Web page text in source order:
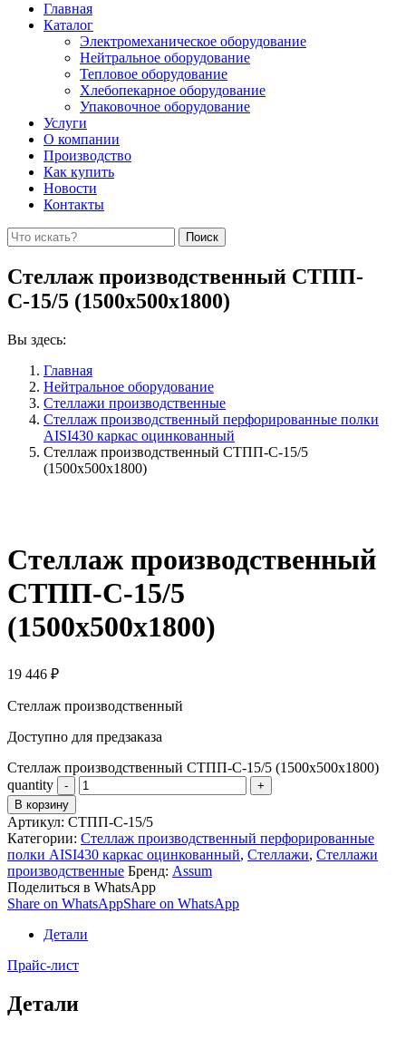
Главная
Каталог
Электромеханическое оборудование
Нейтральное оборудование
Тепловое оборудование
Хлебопекарное оборудование
Упаковочное оборудование
Услуги
О компании
Производство
Как купить
Новости
Контакты
Стеллаж производственный СТПП-
С-15/5 (1500х500х1800)
Вы здесь:
Главная
Нейтральное оборудование
Стеллажи производственные
Стеллаж производственный перфорированные полки
AISI430 каркас оцинкованный
Стеллаж производственный СТПП-С-15/5
(1500х500х1800)
Стеллаж производственный
СТПП-С-15/5
(1500х500х1800)
19 446 ₽
Стеллаж производственный
Доступно для предзаказа
Стеллаж производственный СТПП-С-15/5 (1500х500х1800)
quantity
В корзину
Артикул: СТПП-С-15/5
Категории: Стеллаж производственный перфорированные
полки AISI430 каркас оцинкованный, Стеллажи, Стеллажи
производственные Бренд: Assum
Поделиться в WhatsApp
Share on WhatsAppShare on WhatsApp
Детали
Прайс-лист
Детали